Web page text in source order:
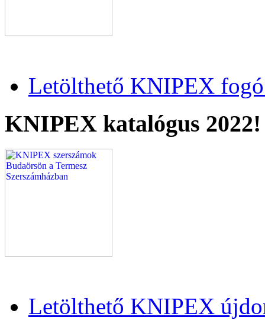
Letölthető KNIPEX fogó
KNIPEX katalógus 2022!
Letölthető KNIPEX